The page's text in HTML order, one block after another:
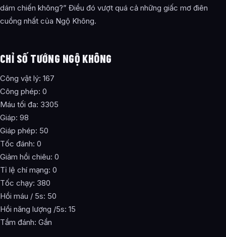
dám chiến không?” Điều đó vượt quá cả những giấc mơ điên
cuồng nhất của Ngộ Không.
CHỈ SỐ TƯỚNG NGỘ KHÔNG
Công vật lý: 167
Công phép: 0
Máu tối đa: 3305
Giáp: 98
Giáp phép: 50
Tốc đánh: 0
Giảm hồi chiêu: 0
Tỉ lệ chí mạng: 0
Tốc chạy: 380
Hồi máu / 5s: 50
Hồi năng lượng /5s: 15
Tầm đánh: Gần